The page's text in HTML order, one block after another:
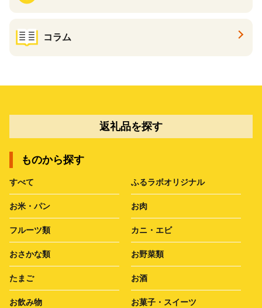
コラム
返礼品を探す
ものから探す
すべて ふるラボオリジナル
お米・パン お肉
フルーツ類 カニ・エビ
おさかな類 お野菜類
たまご お酒
お飲み物 お菓子・スイーツ